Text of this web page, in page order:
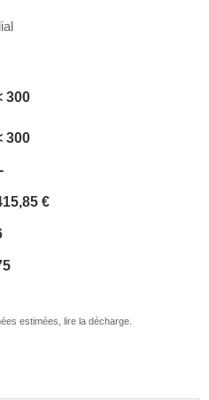
300
300
€
estimées, lire la décharge.